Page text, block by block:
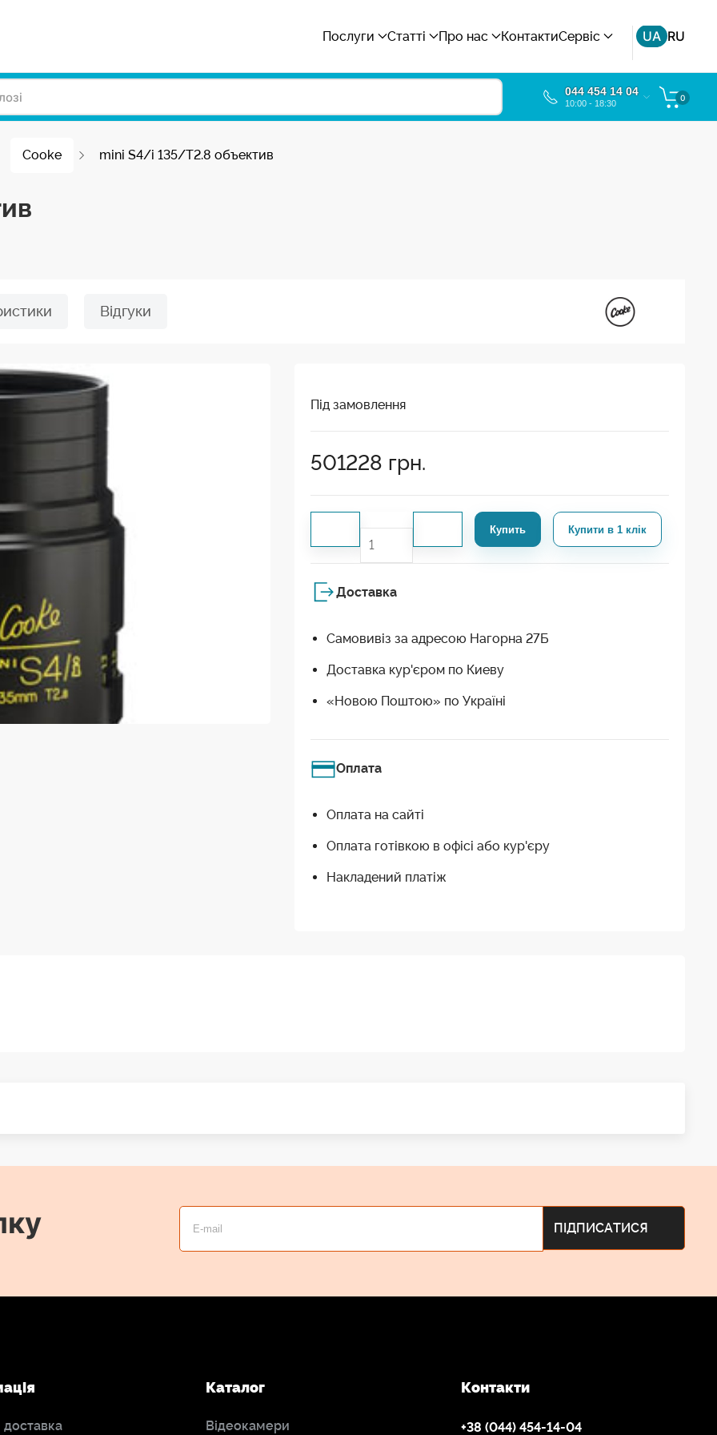
Послуги Статті Про нас КонтактиСервіс UA RU
044 454 14 04
10:00 - 18:30
0
Cooke mini S4/i 135/T2.8 объектив
Відгуки
Під замовлення
501228 грн.
Купить Купити в 1 клік
Доставка
Самовивіз за адресою Нагорна 27Б
Доставка кур'єром по Киеву
«Новою Поштою» по Україні
Оплата
Оплата на сайті
Оплата готівкою в офісі або кур'єру
Накладений платіж
доставка
Каталог
Відеокамери
Контакти
+38 (044) 454-14-04